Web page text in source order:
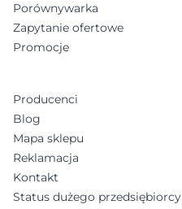
Porównywarka
Zapytanie ofertowe
Promocje
Producenci
Blog
Mapa sklepu
Reklamacja
Kontakt
Status dużego przedsiębiorcy